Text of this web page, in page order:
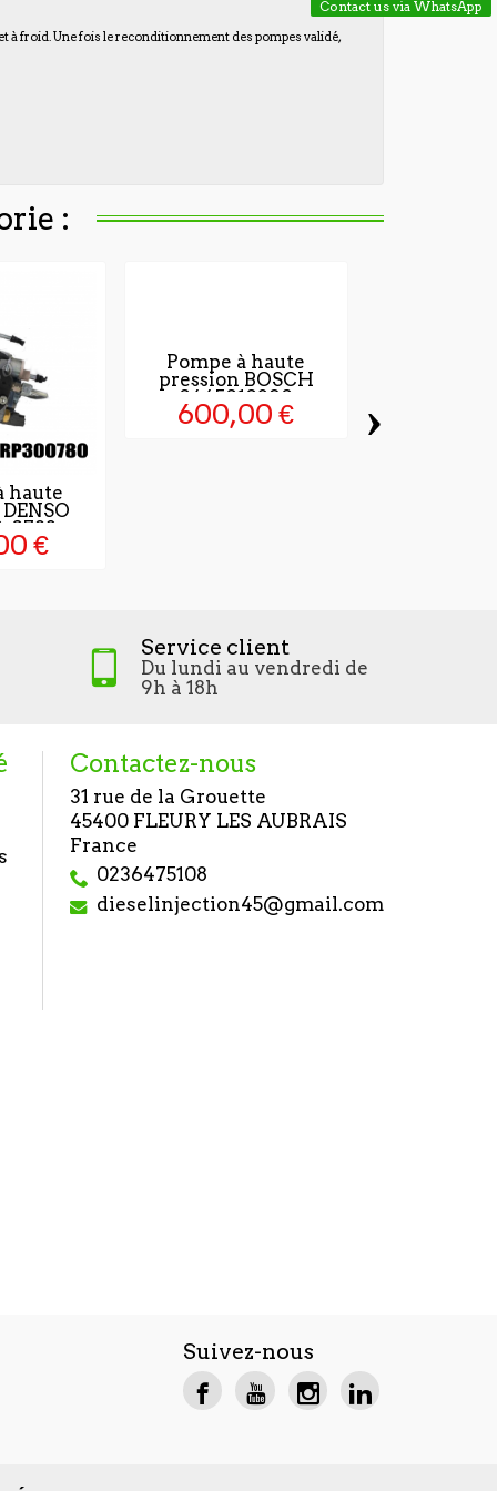
à froid. Une fois le reconditionnement des pompes validé,
:
haute
0782
€
Pompe à haute
pression BOSCH
0445010390
600,00 € ›
Service client
Du lundi au vendredi de
9h à 18h
Contactez-nous
31 rue de la Grouette
45400 FLEURY LES AUBRAIS
France
0236475108
dieselinjection45@gmail.com
Contact us via WhatsApp
Suivez-nous